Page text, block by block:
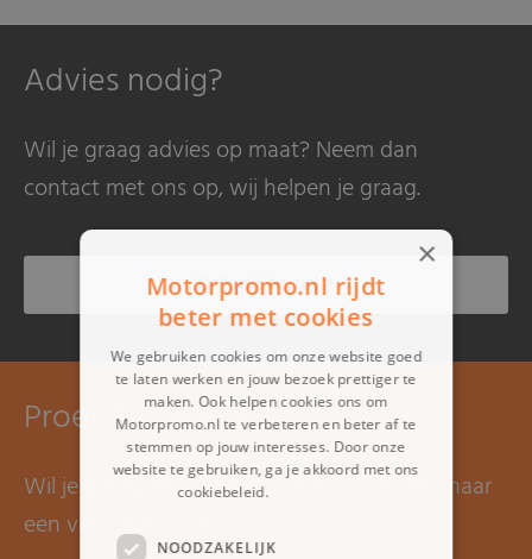
Advies nodig?
Wil je graag advies op maat? Neem dan
contact met ons op, wij helpen je graag.
Bel mij terug >
Proefrit maken?
Wil je graag een proefrit maken? Kom dan naar
een van onze showrooms.
×
Motorpromo.nl rijdt
beter met cookies
We gebruiken cookies om onze website goed
te laten werken en jouw bezoek prettiger te
maken. Ook helpen cookies ons om
Motorpromo.nl te verbeteren en beter af te
stemmen op jouw interesses. Door onze
website te gebruiken, ga je akkoord met ons
cookiebeleid.
NOODZAKELIJK